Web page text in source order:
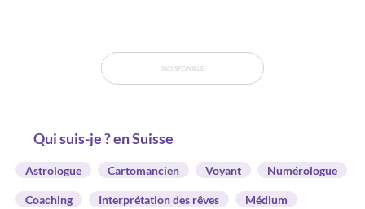
INDISPONIBLE
Qui suis-je ? en Suisse
Astrologue Cartomancien Voyant Numérologue
Coaching Interprétation des rêves Médium